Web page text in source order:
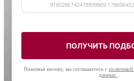
ПОЛУЧИТЬ
Нажимая кнопку, вы соглашаетесь с
данных